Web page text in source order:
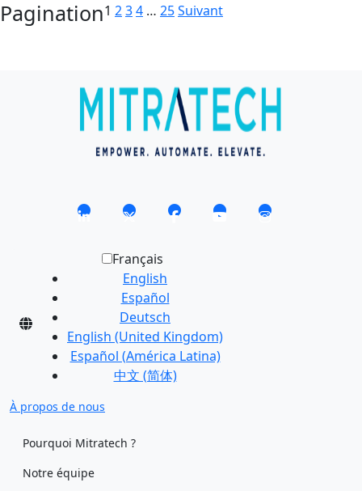
Pagination1 234 … 25Suivant
Français
English
Español
Deutsch
English (United Kingdom)
Español (América Latina)
中文 (简体)
À propos de nous
Pourquoi Mitratech ?
Notre équipe